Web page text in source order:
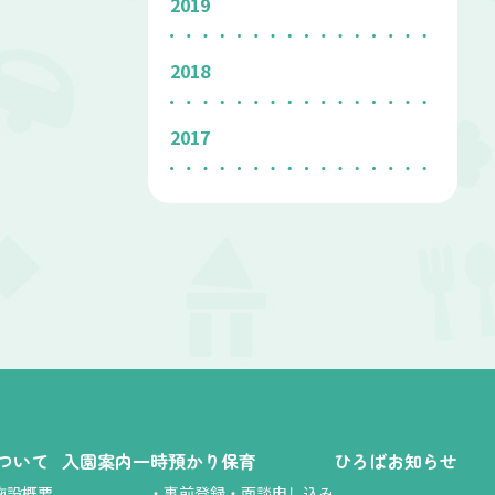
2018
2017
いて 入園案内一時預かり保育 ひろばお知らせ